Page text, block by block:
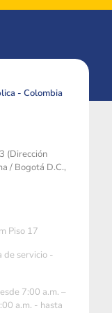
- Colombia
(Dirección
/ Bogotá D.C.,
Piso 17
de servicio -
7:00 a.m. –
a.m. - hasta